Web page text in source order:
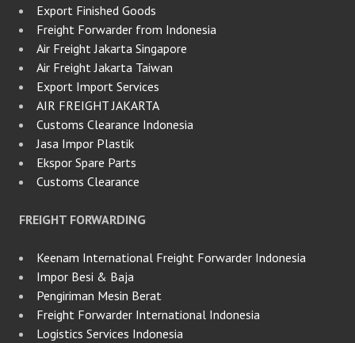
Export Finished Goods
Freight Forwarder from Indonesia
Air Freight Jakarta Singapore
Air Freight Jakarta Taiwan
Export Import Services
AIR FREIGHT JAKARTA
Customs Clearance Indonesia
Jasa Impor Plastik
Ekspor Spare Parts
Customs Clearance
FREIGHT FORWARDING
Keenam International Freight Forwarder Indonesia
Impor Besi & Baja
Pengiriman Mesin Berat
Freight Forwarder International Indonesia
Logistics Services Indonesia